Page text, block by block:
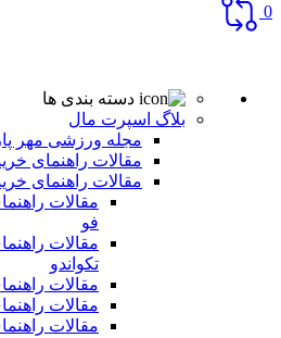
0
دسته بندی ها
بلاگ اسپرت مال
مجله ورزشی مهر
مقالات راهنمای
مقالات راهنمای
مقالات
فو
مقالات
تکواندو
مقالات
مقالات
مقالات